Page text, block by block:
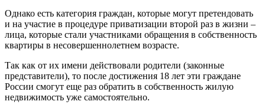
Однако есть категория граждан, которые могут претендовать
и на участие в процедуре приватизации второй раз в жизни –
лица, которые стали участниками обращения в собственность
квартиры в несовершеннолетнем возрасте.
Так как от их имени действовали родители (законные
представители), то после достижения 18 лет эти граждане
России смогут еще раз обратить в собственность жилую
недвижимость уже самостоятельно.